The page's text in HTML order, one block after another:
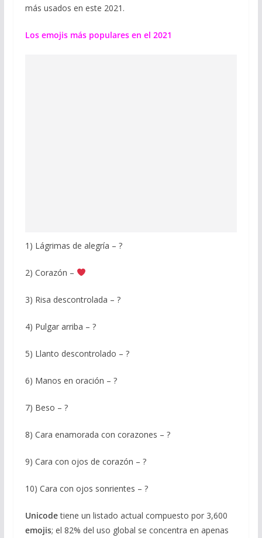
más usados en este 2021.
Los emojis más populares en el 2021
1) Lágrimas de alegría – ?
2) Corazón –
3) Risa descontrolada – ?
4) Pulgar arriba – ?
5) Llanto descontrolado – ?
6) Manos en oración – ?
7) Beso – ?
8) Cara enamorada con corazones – ?
9) Cara con ojos de corazón – ?
10) Cara con ojos sonrientes – ?
Unicodetiene un listado actual compuesto por 3,600
emojis; el 82% del uso global se concentra en apenas